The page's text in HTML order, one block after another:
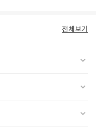
전체보기